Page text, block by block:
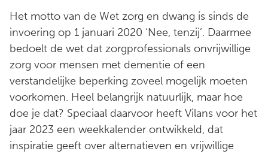
Het motto van de Wet zorg en dwang is sinds de
invoering op 1 januari 2020 ‘Nee, tenzij’. Daarmee
bedoelt de wet dat zorgprofessionals onvrijwillige
zorg voor mensen met dementie of een
verstandelijke beperking zoveel mogelijk moeten
voorkomen. Heel belangrijk natuurlijk, maar hoe
doe je dat? Speciaal daarvoor heeft Vilans voor het
jaar 2023 een weekkalender ontwikkeld, dat
inspiratie geeft over alternatieven en vrijwillige